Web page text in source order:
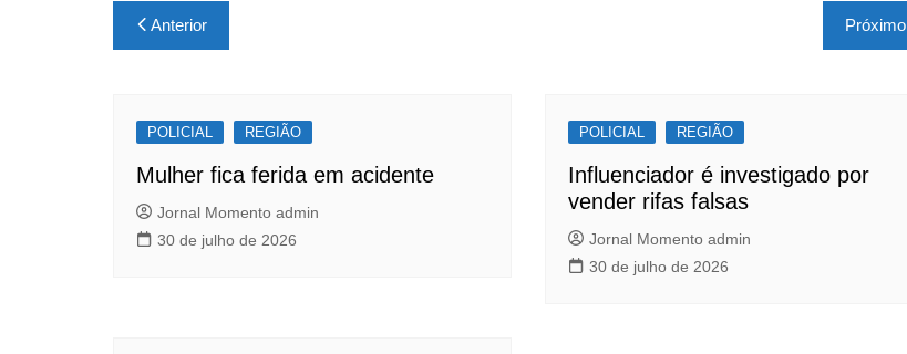
e
o
o
k
s
p
p
Navegação
de
Anterior Próximo
POLICIAL REGIÃO
Mulher fica ferida em acidente
Jornal Momento admin
30 de julho de 2026
POLICIAL REGIÃO
Influenciador é investigado por
vender rifas falsas
Jornal Momento admin
30 de julho de 2026